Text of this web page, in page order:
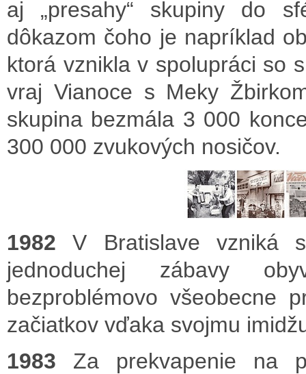
aj „presahy“ skupiny do
dôkazom čoho je napríklad
ktorá vznikla v spolupráci so
vraj Vianoce s Meky
skupina bezmála 3 000
300 000 zvukových nosičov.
1982 V Bratislave vzniká
jednoduchej zábavy
bezproblémovo všeobecne
začiatkov vďaka svojmu
1983 Za prekvapenie na